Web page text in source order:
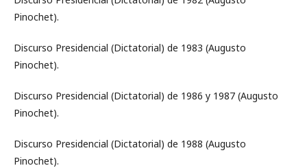
Pinochet).
Discurso Presidencial (Dictatorial) de 1983 (Augusto
Pinochet).
Discurso Presidencial (Dictatorial) de 1986 y 1987 (Augusto
Pinochet).
Discurso Presidencial (Dictatorial) de 1988 (Augusto
Pinochet).